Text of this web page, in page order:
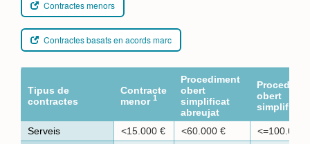
Contractes menors
Contractes basats en acords marc
Tipus de
contractes
Contracte
menor 1
Procediment
obert
simplificat
abreujat
obert
simplificat
Serveis <15.000 € <60.000 €
<=100.000